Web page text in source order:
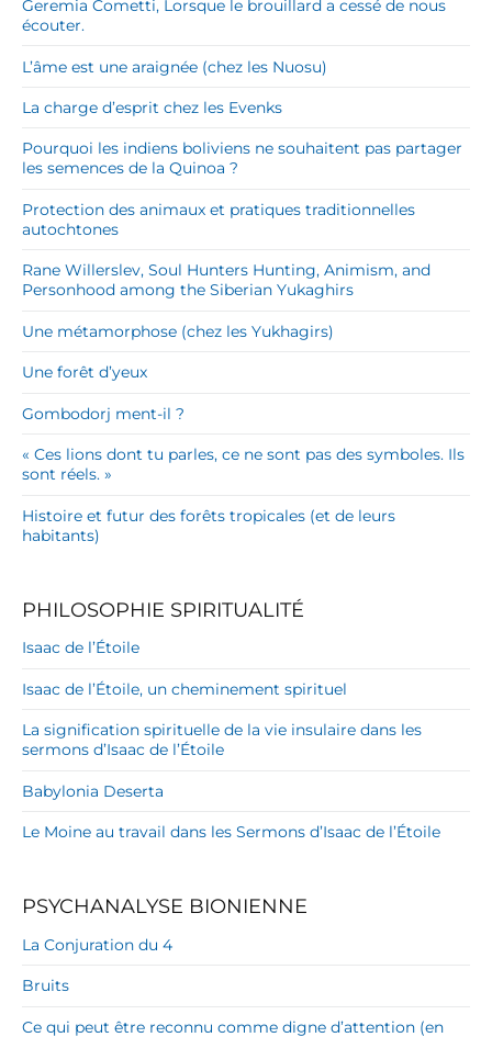
Geremia Cometti, Lorsque le brouillard a cessé de nous
écouter.
L’âme est une araignée (chez les Nuosu)
La charge d’esprit chez les Evenks
Pourquoi les indiens boliviens ne souhaitent pas partager
les semences de la Quinoa ?
Protection des animaux et pratiques traditionnelles
autochtones
Rane Willerslev, Soul Hunters Hunting, Animism, and
Personhood among the Siberian Yukaghirs
Une métamorphose (chez les Yukhagirs)
Une forêt d’yeux
Gombodorj ment-il ?
« Ces lions dont tu parles, ce ne sont pas des symboles. Ils
sont réels. »
Histoire et futur des forêts tropicales (et de leurs
habitants)
PHILOSOPHIE SPIRITUALITÉ
Isaac de l’Étoile
Isaac de l’Étoile, un cheminement spirituel
La signification spirituelle de la vie insulaire dans les
sermons d’Isaac de l’Étoile
Babylonia Deserta
Le Moine au travail dans les Sermons d’Isaac de l’Étoile
PSYCHANALYSE BIONIENNE
La Conjuration du 4
Bruits
Ce qui peut être reconnu comme digne d’attention (en